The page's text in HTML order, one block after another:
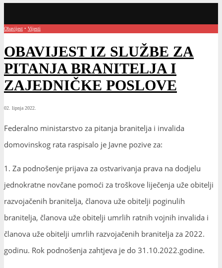
Obavijest • Vijesti
OBAVIJEST IZ SLUŽBE ZA
PITANJA BRANITELJA I
ZAJEDNIČKE POSLOVE
02. lipnja 2022.
Federalno ministarstvo za pitanja branitelja i invalida
domovinskog rata raspisalo je Javne pozive za:
1. Za podnošenje prijava za ostvarivanja prava na dodjelu
jednokratne novčane pomoći za troškove liječenja uže obitelji
razvojačenih branitelja, članova uže obitelji poginulih
branitelja, članova uže obitelji umrlih ratnih vojnih invalida i
članova uže obitelji umrlih razvojačenih branitelja za 2022.
godinu. Rok podnošenja zahtjeva je do 31.10.2022.godine.